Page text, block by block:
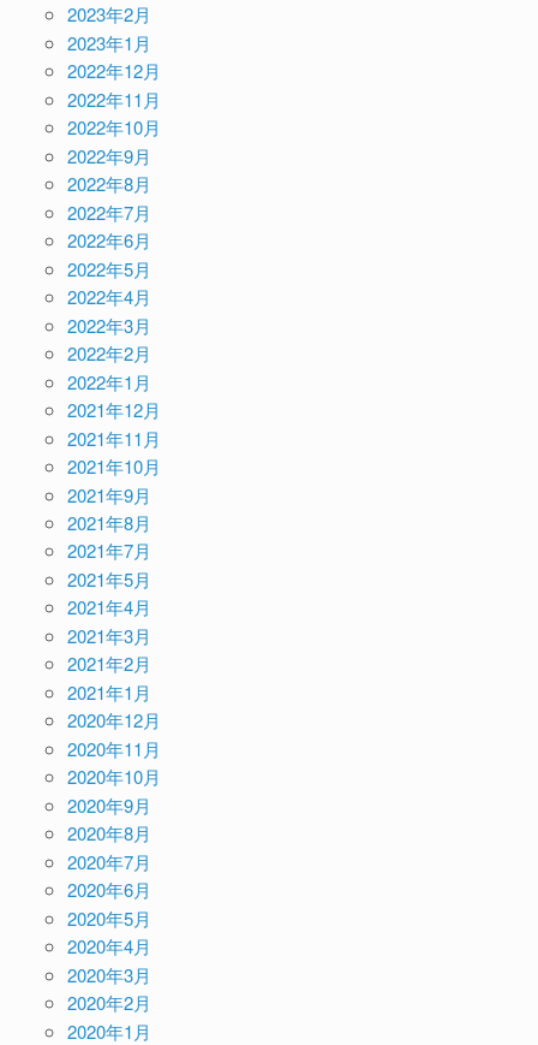
2023年2月
2023年1月
2022年12月
2022年11月
2022年10月
2022年9月
2022年8月
2022年7月
2022年6月
2022年5月
2022年4月
2022年3月
2022年2月
2022年1月
2021年12月
2021年11月
2021年10月
2021年9月
2021年8月
2021年7月
2021年5月
2021年4月
2021年3月
2021年2月
2021年1月
2020年12月
2020年11月
2020年10月
2020年9月
2020年8月
2020年7月
2020年6月
2020年5月
2020年4月
2020年3月
2020年2月
2020年1月